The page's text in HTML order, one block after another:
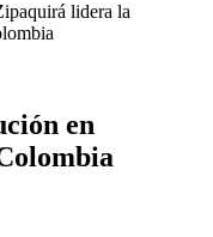
lidera la
en